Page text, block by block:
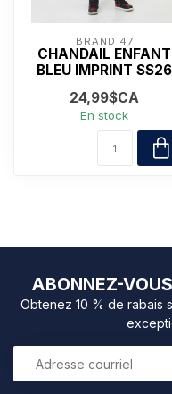
BRAND 47
CHANDAIL ENFANT
BLEU IMPRINT SS26
24,99$CA
En stock
ABONNEZ-
Obtenez 10 % de rabais